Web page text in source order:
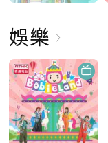
娛樂